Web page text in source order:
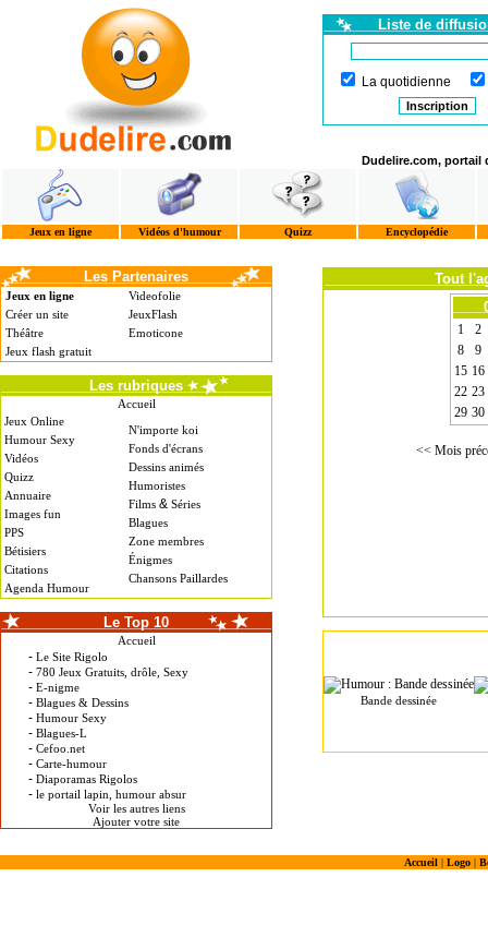
Liste de
La quotidienne
Dudelire.com, portail
Jeux en ligne Vidéos d'humour Quizz Encyclopédie
Les Partenaires
Jeux en ligne
Créer un site
Théâtre
Jeux flash gratuit
Videofolie
JeuxFlash
Emoticone
Les rubriques
Accueil
Jeux Online
Humour Sexy
Vidéos
Quizz
Annuaire
Images fun
PPS
Bétisiers
Citations
Agenda Humour
N'importe koi
Fonds d'écrans
Dessins animés
Humoristes
Films & Séries
Blagues
Zone membres
Énigmes
Chansons Paillardes
Le Top 10
Accueil
- Le Site Rigolo
- 780 Jeux Gratuits, drôle, Sexy
- E-nigme
- Blagues & Dessins
- Humour Sexy
- Blagues-L
- Cefoo.net
- Carte-humour
- Diaporamas Rigolos
- le portail lapin, humour absur
Voir les autres liens
Ajouter votre site
Tout
1
2
8
9
15 16
22 23
29 30
<< Mois
Bande dessinée
Accueil| Logo|